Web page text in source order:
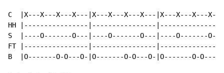
C  |X---X---X---X---|X---X---X---X---|X---X---X---
HH |----------------|----------------
S  |----O-------O---|----O-------O---|----O-------O---|OO-
FT |----------------|----------------
B  |O-------O-O---O-|O-------O-O---O-|O-------O-